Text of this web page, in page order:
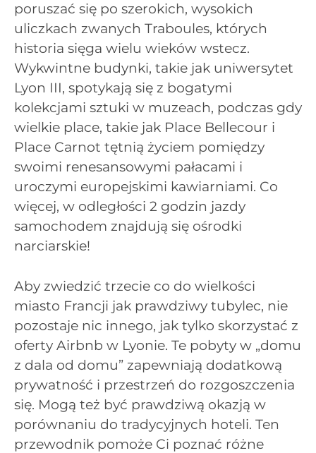
poruszać się po szerokich, wysokich
uliczkach zwanych Traboules, których
historia sięga wielu wieków wstecz.
Wykwintne budynki, takie jak uniwersytet
Lyon III, spotykają się z bogatymi
kolekcjami sztuki w muzeach, podczas gdy
wielkie place, takie jak Place Bellecour i
Place Carnot tętnią życiem pomiędzy
swoimi renesansowymi pałacami i
uroczymi europejskimi kawiarniami. Co
więcej, w odległości 2 godzin jazdy
samochodem znajdują się ośrodki
narciarskie!
Aby zwiedzić trzecie co do wielkości
miasto Francji jak prawdziwy tubylec, nie
pozostaje nic innego, jak tylko skorzystać z
oferty Airbnb w Lyonie. Te pobyty w „domu
z dala od domu” zapewniają dodatkową
prywatność i przestrzeń do rozgoszczenia
się. Mogą też być prawdziwą okazją w
porównaniu do tradycyjnych hoteli. Ten
przewodnik pomoże Ci poznać różne